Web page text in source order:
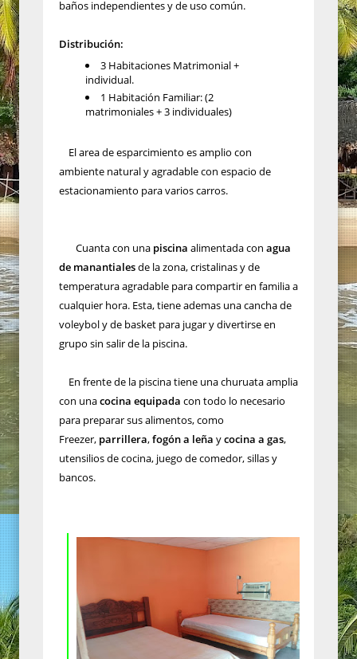
baños independientes y de uso común.
Distribución:
3 Habitaciones Matrimonial +
individual.
1 Habitación Familiar: (2
matrimoniales + 3 individuales)
El area de esparcimiento es amplio con
ambiente natural y agradable con espacio de
estacionamiento para varios carros.
Cuanta con una piscina alimentada con agua
de manantialesde la zona, cristalinas y de
temperatura agradable para compartir en familia a
cualquier hora. Esta, tiene ademas una cancha de
voleybol y de basket para jugar y divertirse en
grupo sin salir de la piscina.
En frente de la piscina tiene una churuata amplia
con unacocina equipada con todo lo necesario
para preparar sus alimentos, como
Freezer, parrillera,fogón a leña ycocina a gas,
utensilios de cocina, juego de comedor, sillas y
bancos.